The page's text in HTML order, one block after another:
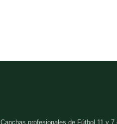
Canchas profesionales de Fútbol 11 y